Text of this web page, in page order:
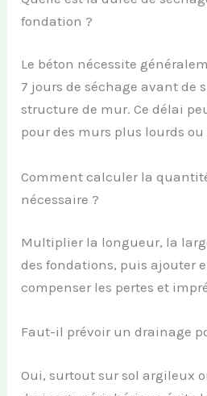
fondation ?
Le béton nécessite
7 jours de séchage avant de
structure de mur. Ce délai
pour des murs plus lourds
Comment calculer la
nécessaire ?
Multiplier la longueur, la
des fondations, puis ajouter
compenser les pertes et
Faut-il prévoir un drainage
Oui, surtout sur sol argileux